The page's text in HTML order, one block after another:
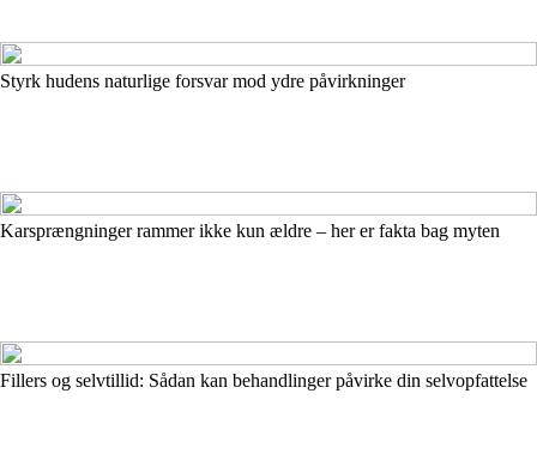
Styrk hudens naturlige forsvar mod ydre påvirkninger
Karsprængninger rammer ikke kun ældre – her er fakta bag myten
Fillers og selvtillid: Sådan kan behandlinger påvirke din selvopfattelse